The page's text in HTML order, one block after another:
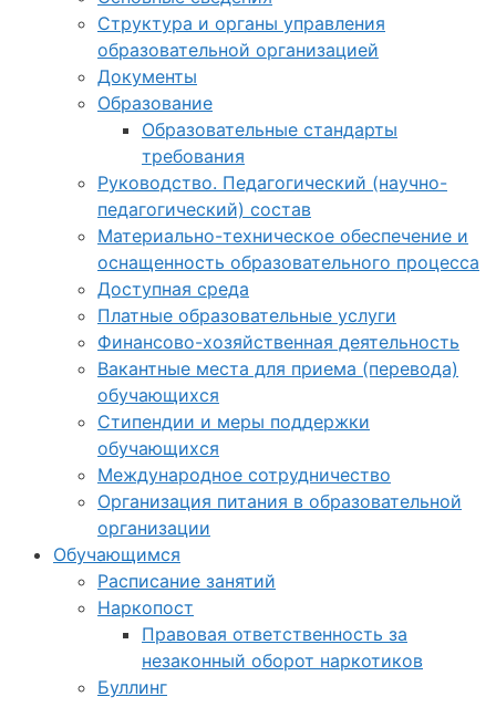
Структура и органы управления
образовательной организацией
Документы
Образование
Образовательные стандарты
требования
Руководство. Педагогический (научно-
педагогический) состав
Материально-техническое обеспечение и
оснащенность образовательного процесса
Доступная среда
Платные образовательные услуги
Финансово-хозяйственная деятельность
Вакантные места для приема (перевода)
обучающихся
Стипендии и меры поддержки
обучающихся
Международное сотрудничество
Организация питания в образовательной
организации
Обучающимся
Расписание занятий
Наркопост
Правовая ответственность за
незаконный оборот наркотиков
Буллинг